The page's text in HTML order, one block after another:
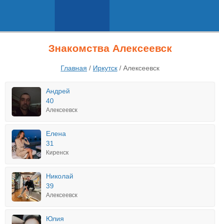
Знакомства Алексеевск
Главная / Иркутск / Алексеевск
Андрей
40
Алексеевск
Елена
31
Киренск
Николай
39
Алексеевск
Юлия